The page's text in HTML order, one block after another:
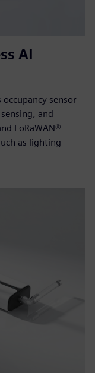
AI
sensor
and
LoRaWAN®
as lighting